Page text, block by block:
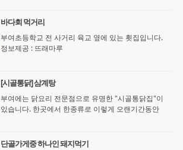
고..4개의 초 하나가 짧다고 생각...
바다회 먹거리
부여초등학교 전 사거리 육교 옆에 있는 횟집입니다.
정보제공 : 뜨래마루
[시골통닭] 삼계탕
부여에는 닭요리 전문점으로 유명한 "시골통닭집"이
있습니다. 한곳에서 한종류로 이렇게 오랜기간동안
지 닭요리가 있지만 대표메뉴로 삼계탕이 ...
단골가게중 하나인 돼지먹기